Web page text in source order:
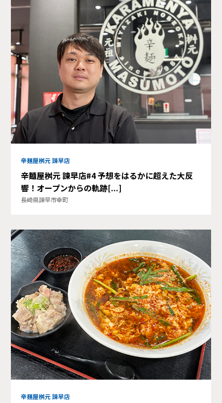
辛麺屋桝元 諫早店
辛麺屋桝元 諫早店#4 予想をはるかに超えた大反
響！オープンからの軌跡[...]
長崎県諫早市幸町
辛麺屋桝元 諫早店